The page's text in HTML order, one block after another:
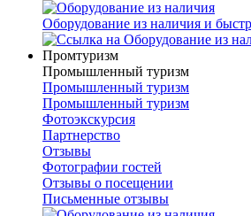
Оборудование из наличия и
Промтуризм
Промышленный туризм
Промышленный туризм
Промышленный туризм
Фотоэкскурсия
Партнерство
Отзывы
Фотографии гостей
Отзывы о посещении
Письменные отзывы